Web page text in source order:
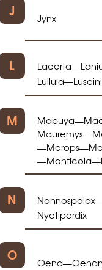
J Jynx
L Lacerta—
Lullula—
M Mabuya—
Mauremys—
—Merops—
—Monticola—
N Nannospalax
Nyctiperdix
O Oena—